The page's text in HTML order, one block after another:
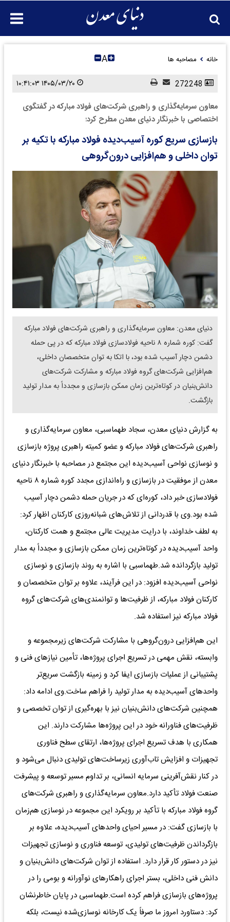
خانه مصاحبه ها A
معاون سرمایه‌گذاری و راهبری شرکت‌های فولاد مبارکه در گفتگوی
اختصاصی با خبرنگار دنیای معدن مطرح کرد؛
بازسازی سریع کوره آسیب‌دیده فولاد مبارکه با تکیه بر
توان داخلی و هم‌افزایی درون‌گروهی
دنیای معدن: معاون سرمایه‌گذاری و راهبری شرکت‌های فولاد مبارکه
گفت: کوره شماره ۸ ناحیه فولادسازی فولاد مبارکه که در پی حمله
دشمن دچار آسیب شده بود، با اتکا به توان متخصصان داخلی،
هم‌افزایی شرکت‌های گروه فولاد مبارکه و مشارکت شرکت‌های
دانش‌بنیان در کوتاه‌ترین زمان ممکن بازسازی و مجدداً به مدار تولید
بازگشت.
به گزارش دنیای معدن، سجاد طهماسبی، معاون سرمایه‌گذاری و
راهبری شرکت‌های فولاد مبارکه و عضو کمیته راهبری پروژه بازسازی
و نوسازی نواحی آسیب‌دیده این مجتمع در مصاحبه با خبرنگار دنیای
معدن از موفقیت در بازسازی و راه‌اندازی مجدد کوره شماره ۸ ناحیه
فولادسازی خبر داد، کوره‌ای که در جریان حمله دشمن دچار آسیب
شده بود.وی با قدردانی از تلاش‌های شبانه‌روزی کارکنان اظهار کرد:
به لطف خداوند، با درایت مدیریت عالی مجتمع و همت کارکنان،
واحد آسیب‌دیده در کوتاه‌ترین زمان ممکن بازسازی و مجدداً به مدار
تولید بازگردانده شد.طهماسبی با اشاره به روند بازسازی و نوسازی
نواحی آسیب‌دیده افزود: در این فرآیند، علاوه بر توان متخصصان و
کارکنان فولاد مبارکه، از ظرفیت‌ها و توانمندی‌های شرکت‌های گروه
فولاد مبارکه نیز استفاده شد.
این هم‌افزایی درون‌گروهی با مشارکت شرکت‌های زیرمجموعه و
وابسته، نقش مهمی در تسریع اجرای پروژه‌ها، تأمین نیازهای فنی و
پشتیبانی از عملیات بازسازی ایفا کرد و زمینه بازگشت سریع‌تر
واحدهای آسیب‌دیده به مدار تولید را فراهم ساخت.وی ادامه داد:
همچنین شرکت‌های دانش‌بنیان نیز با بهره‌گیری از توان تخصصی و
ظرفیت‌های فناورانه خود در این پروژه‌ها مشارکت دارند. این
همکاری با هدف تسریع اجرای پروژه‌ها، ارتقای سطح فناوری
تجهیزات و افزایش تاب‌آوری زیرساخت‌های تولیدی دنبال می‌شود و
در کنار نقش‌آفرینی سرمایه انسانی، بر تداوم مسیر توسعه و پیشرفت
صنعت فولاد تأکید دارد.معاون سرمایه‌گذاری و راهبری شرکت‌های
گروه فولاد مبارکه با تأکید بر رویکرد این مجموعه در نوسازی هم‌زمان
با بازسازی گفت: در مسیر احیای واحدهای آسیب‌دیده، علاوه بر
بازگرداندن ظرفیت‌های تولیدی، توسعه فناوری و نوسازی تجهیزات
نیز در دستور کار قرار دارد. استفاده از توان شرکت‌های دانش‌بنیان و
دانش فنی داخلی، بستر اجرای راهکارهای نوآورانه و بومی را در
پروژه‌های بازسازی فراهم کرده است.طهماسبی در پایان خاطرنشان
کرد: دستاورد امروز ما صرفاً یک کارخانه نوسازی‌شده نیست، بلکه